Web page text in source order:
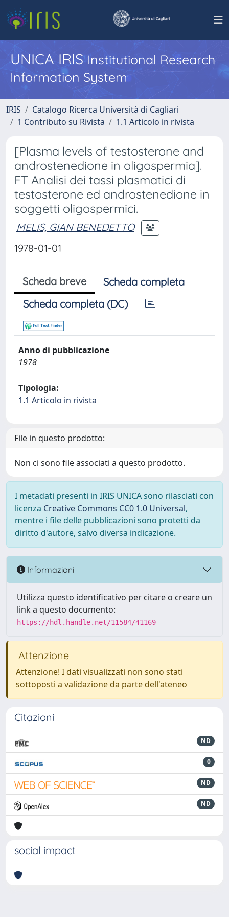
UNICA IRISInstitutional Research
Information System
IRIS
Catalogo Ricerca Università di Cagliari
1 Contributo su Rivista
1.1 Articolo in rivista
[Plasma levels of testosterone and
androstenedione in oligospermia].
FT Analisi dei tassi plasmatici di
testosterone ed androstenedione in
soggetti oligospermici.
MELIS, GIAN BENEDETTO
1978-01-01
Scheda breve
Scheda completa
Scheda completa (DC)
Anno di pubblicazione
1978
Tipologia:
1.1 Articolo in rivista
File in questo prodotto:
Non ci sono file associati a questo prodotto.
I metadati presenti in IRIS UNICA sono rilasciati con
licenza Creative Commons CC0 1.0 Universal,
mentre i file delle pubblicazioni sono protetti da
diritto d'autore, salvo diversa indicazione.
Informazioni
Utilizza questo identificativo per citare o creare un
link a questo documento:
https://hdl.handle.net/11584/41169
Attenzione
Attenzione! I dati visualizzati non sono stati
sottoposti a validazione da parte dell'ateneo
Citazioni
ND
0
ND
ND
social impact